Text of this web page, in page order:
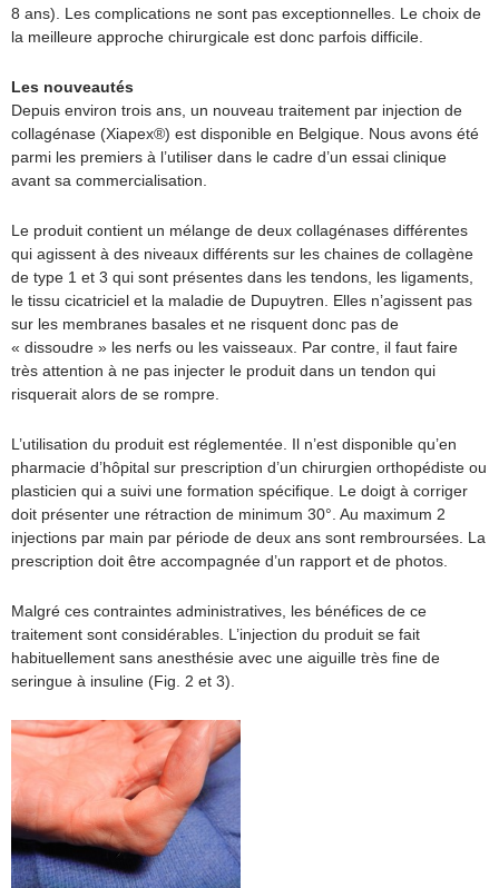
8 ans). Les complications ne sont pas exceptionnelles. Le choix de
la meilleure approche chirurgicale est donc parfois difficile.
Les nouveautés
Depuis environ trois ans, un nouveau traitement par injection de
collagénase (Xiapex®) est disponible en Belgique. Nous avons été
parmi les premiers à l’utiliser dans le cadre d’un essai clinique
avant sa commercialisation.
Le produit contient un mélange de deux collagénases différentes
qui agissent à des niveaux différents sur les chaines de collagène
de type 1 et 3 qui sont présentes dans les tendons, les ligaments,
le tissu cicatriciel et la maladie de Dupuytren. Elles n’agissent pas
sur les membranes basales et ne risquent donc pas de
« dissoudre » les nerfs ou les vaisseaux. Par contre, il faut faire
très attention à ne pas injecter le produit dans un tendon qui
risquerait alors de se rompre.
L’utilisation du produit est réglementée. Il n’est disponible qu’en
pharmacie d’hôpital sur prescription d’un chirurgien orthopédiste ou
plasticien qui a suivi une formation spécifique. Le doigt à corriger
doit présenter une rétraction de minimum 30°. Au maximum 2
injections par main par période de deux ans sont rembroursées. La
prescription doit être accompagnée d’un rapport et de photos.
Malgré ces contraintes administratives, les bénéfices de ce
traitement sont considérables. L’injection du produit se fait
habituellement sans anesthésie avec une aiguille très fine de
seringue à insuline (Fig. 2 et 3).